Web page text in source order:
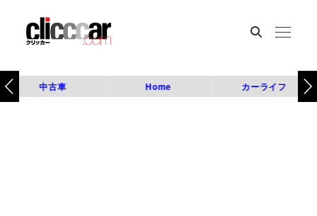
中古車 Home カーライフ